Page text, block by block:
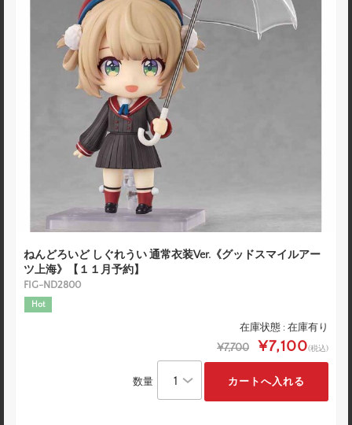
ねんどろいど しぐれうい 通常衣装Ver.《グッドスマイルアー
ツ上海》【１１月予約】
FIG-ND2800
Hot
在庫状態 : 在庫有り
¥7,700 ¥7,100(税込)
数量